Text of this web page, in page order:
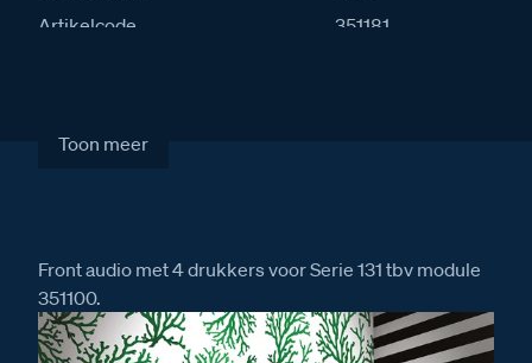
Artikelcode
351181
Toon meer
Front audio met 4 drukkers voor Serie 131 tbv module
351100.